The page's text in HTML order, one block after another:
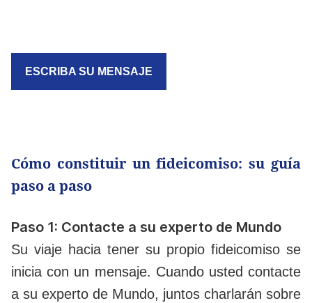
ESCRIBA SU MENSAJE
Cómo constituir un fideicomiso: su guía
paso a paso
Paso 1: Contacte a su experto de Mundo
Su viaje hacia tener su propio fideicomiso se
inicia con un mensaje. Cuando usted contacte
a su experto de Mundo, juntos charlarán sobre